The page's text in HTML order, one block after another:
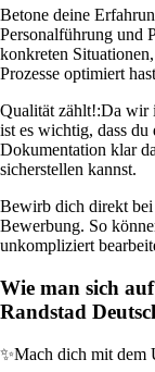
Betone deine
Personalführung und
konkreten
Prozesse optimiert
Qualität zählt!:Da wir
ist es wichtig, dass
Dokumentation klar
sicherstellen kannst.
Bewirb dich direkt bei
Bewerbung. So
unkompliziert
Wie man sich
Randstad
✨Mach dich mit dem